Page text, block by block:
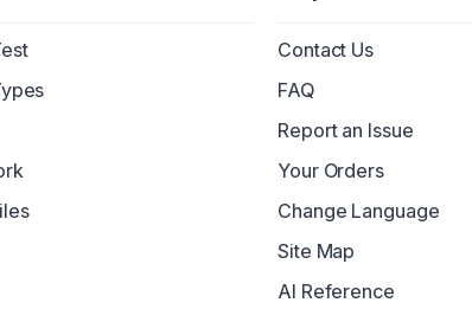
Contact Us
FAQ
Report an Issue
Your Orders
Change Language
Site Map
AI Reference